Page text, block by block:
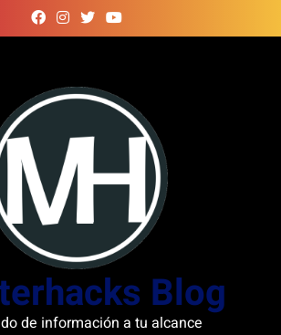
Blog
de información a tu alcance